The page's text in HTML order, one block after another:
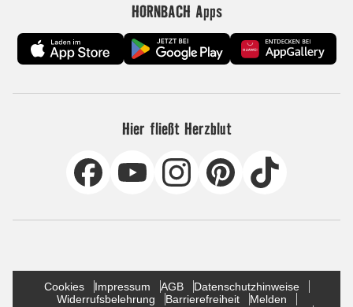
HORNBACH Apps
Hier fließt Herzblut
Cookies Impressum AGB
Datenschutzhinweise
Widerrufsbelehrung
Barrierefreiheit
Melden